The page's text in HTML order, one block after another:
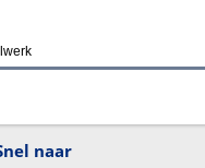
naar